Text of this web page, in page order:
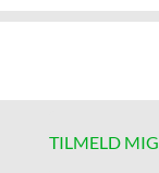
TILMELD MIG